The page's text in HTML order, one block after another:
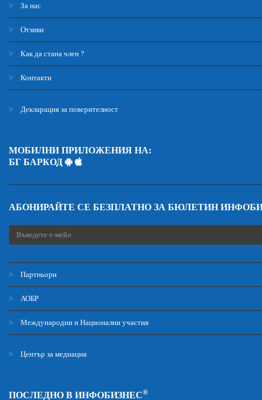
За нас
Отзиви
Как да стана член ?
Контакти
Декларация за поверителност
МОБИЛНИ ПРИЛОЖЕНИЯ НА:
БГ БАРКОД
АБОНИРАЙТЕ СЕ БЕЗПЛАТНО ЗА БЮЛЕТИН
Партньори
АОБР
Международни и Национални участия
Център за медиация
ПОСЛЕДНО В ИНФОБИЗНЕС®